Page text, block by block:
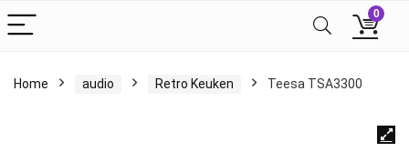
0
Home audio Retro Keuken Teesa TSA3300